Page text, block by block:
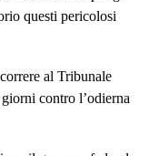
questi pericolosi
al Tribunale
contro l’odierna